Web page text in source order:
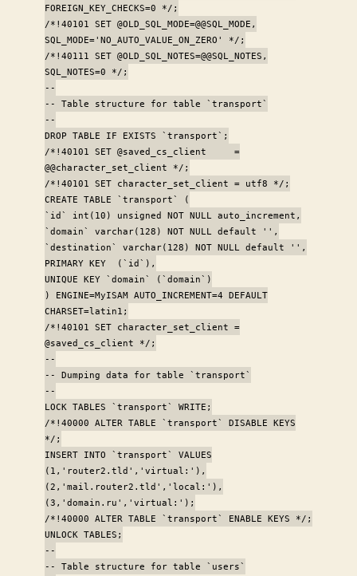
FOREIGN_KEY_CHECKS=0 */;
/*!40101 SET @OLD_SQL_MODE=@@SQL_MODE,
SQL_MODE='NO_AUTO_VALUE_ON_ZERO' */;
/*!40111 SET @OLD_SQL_NOTES=@@SQL_NOTES,
SQL_NOTES=0 */;
--
-- Table structure for table `transport`
--
DROP TABLE IF EXISTS `transport`;
/*!40101 SET @saved_cs_client =
@@character_set_client */;
/*!40101 SET character_set_client = utf8 */;
CREATE TABLE `transport` (
`id` int(10) unsigned NOT NULL auto_increment,
`domain` varchar(128) NOT NULL default '',
`destination` varchar(128) NOT NULL default '',
PRIMARY KEY (`id`),
UNIQUE KEY `domain` (`domain`)
) ENGINE=MyISAM AUTO_INCREMENT=4 DEFAULT
CHARSET=latin1;
/*!40101 SET character_set_client =
@saved_cs_client */;
--
-- Dumping data for table `transport`
--
LOCK TABLES `transport` WRITE;
/*!40000 ALTER TABLE `transport` DISABLE KEYS
*/;
INSERT INTO `transport` VALUES
(1,'router2.tld','virtual:'),
(2,'mail.router2.tld','local:'),
(3,'domain.ru','virtual:');
/*!40000 ALTER TABLE `transport` ENABLE KEYS */;
UNLOCK TABLES;
--
-- Table structure for table `users`